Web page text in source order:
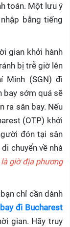
toán. Một lưu ý
bằng tiếng
gian khởi hành
bị trễ giờ lên
Minh (SGN) đi
bay sớm quá sẽ
ra sân bay. Nếu
(OTP) khởi
đón tại sân
chuyển về nhà
giờ địa phương
chỉ cần dành
đi Bucharest
gian. Hãy truy